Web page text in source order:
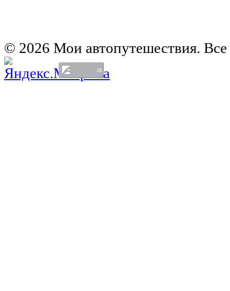
© 2026 Мои автопутешествия.